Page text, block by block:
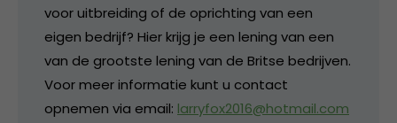
voor uitbreiding of de oprichting van een
eigen bedrijf? Hier krijg je een lening van een
van de grootste lening van de Britse bedrijven.
Voor meer informatie kunt u contact
opnemen via email: larryfox2016@hotmail.com